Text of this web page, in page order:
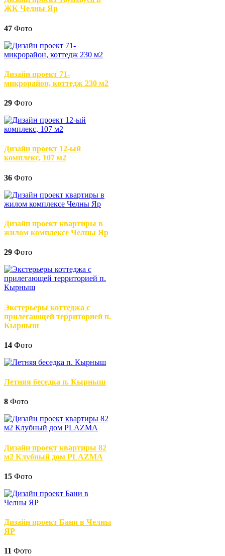
ЖК Челны Яр
47 Фото
Дизайн проект 71-
микрорайон, коттедж 230 м2
29 Фото
Дизайн проект 12-ый
комплекс, 107 м2
36 Фото
Дизайн проект квартиры в
жилом комплексе Челны Яр
29 Фото
Экстерьеры коттеджа с
прилегающей территорией п.
Кырныш
14 Фото
Летняя беседка п. Кырныш
8 Фото
Дизайн проект квартиры 82
м2 Клубный дом PLAZMA
15 Фото
Дизайн проект Бани в Челны
ЯР
11 Фото